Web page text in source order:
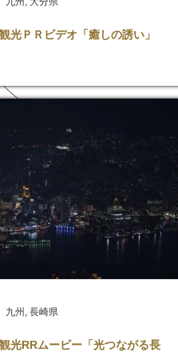
光ＰＲビデオ「癒しの誘い」
九州 , 長崎県
光RRムービー「光つながる長